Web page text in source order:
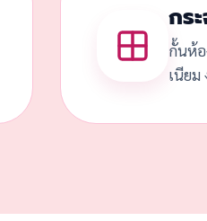
กร
กั้นห้อ
เนียม